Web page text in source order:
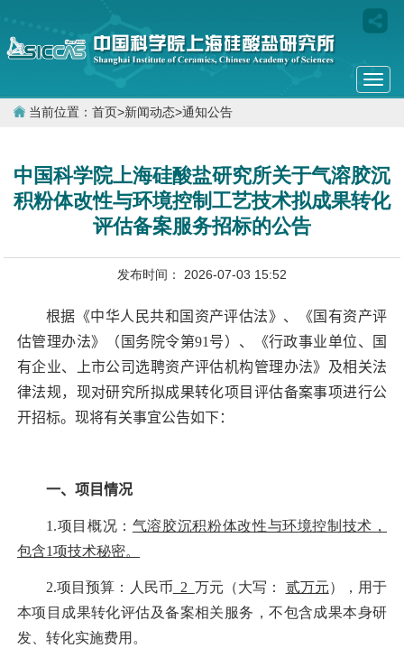
当前位置： 首页>新闻动态>通知公告
中国科学院上海硅酸盐研究所关于气溶胶沉
积粉体改性与环境控制工艺技术拟成果转化
评估备案服务招标的公告
发布时间： 2026-07-03 15:52
根据《中华人民共和国资产评估法》、《国有资产评
估管理办法》（国务院令第91 号）、《行政事业单位、国
有企业、上市公司选聘资产评估机构管理办法》及相关法
律法规，现对研究所拟成果转化项目评估备案事项进行公
开招标。现将有关事宜公告如下：
一、项目情况
1.项目概况： 气溶胶沉积粉体改性与环境控制技术，
包含1项技术秘密。
2.项目预算：人民币 2 万元（大写： 贰万元），用于
本项目成果转化评估及备案相关服务，不包含成果本身研
发、转化实施费用。